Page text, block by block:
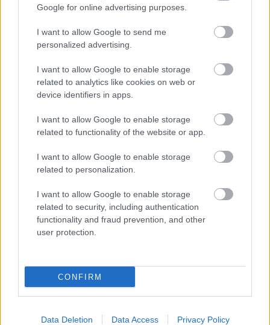
Google for online advertising purposes.
I want to allow Google to send me
personalized advertising.
I want to allow Google to enable storage
related to analytics like cookies on web or
device identifiers in apps.
I want to allow Google to enable storage
related to functionality of the website or app.
I want to allow Google to enable storage
related to personalization.
I want to allow Google to enable storage
related to security, including authentication
functionality and fraud prevention, and other
user protection.
CONFIRM
Data Deletion Data Access Privacy Policy
Egyedülálló
anyaként is van esély a szerelemre